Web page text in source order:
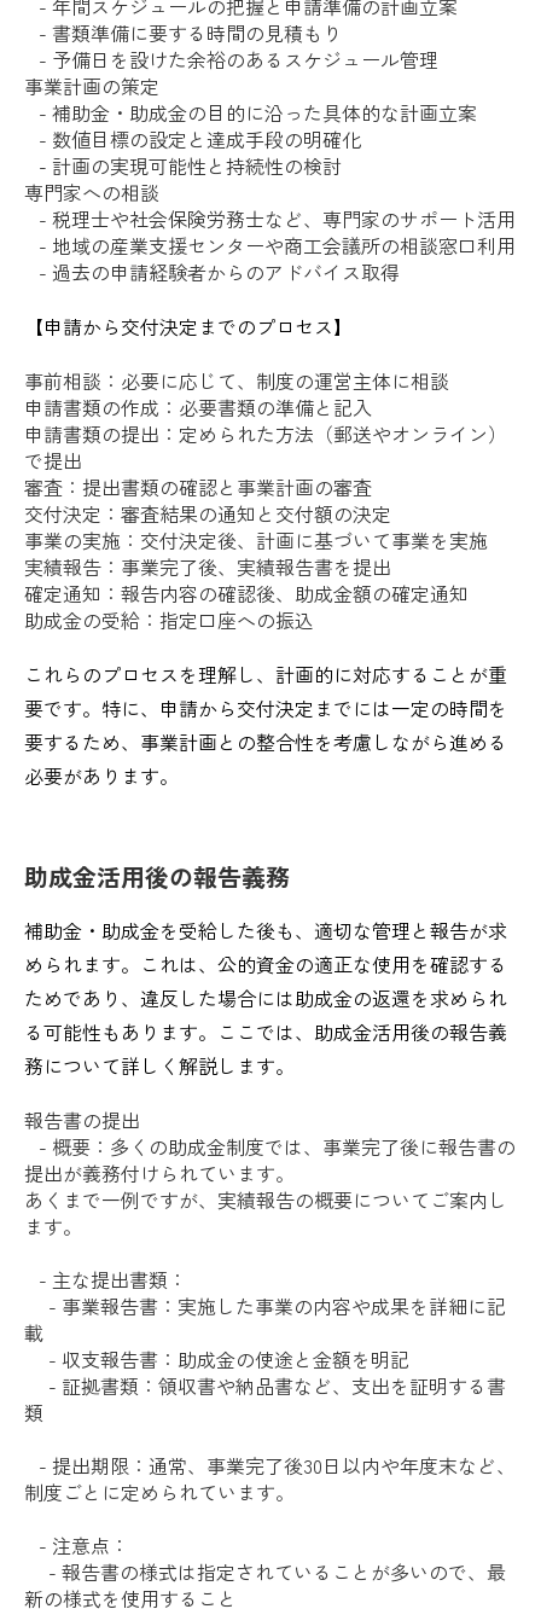
- 書類準備に要する時間の見積もり
- 予備日を設けた余裕のあるスケジュール管理
事業計画の策定
- 補助金・助成金の目的に沿った具体的な計画立案
- 数値目標の設定と達成手段の明確化
- 計画の実現可能性と持続性の検討
専門家への相談
- 税理士や社会保険労務士など、専門家のサポート活用
- 地域の産業支援センターや商工会議所の相談窓口利用
- 過去の申請経験者からのアドバイス取得
【申請から交付決定までのプロセス】
事前相談：必要に応じて、制度の運営主体に相談
申請書類の作成：必要書類の準備と記入
申請書類の提出：定められた方法（郵送やオンライン）
で提出
審査：提出書類の確認と事業計画の審査
交付決定：審査結果の通知と交付額の決定
事業の実施：交付決定後、計画に基づいて事業を実施
実績報告：事業完了後、実績報告書を提出
確定通知：報告内容の確認後、助成金額の確定通知
助成金の受給：指定口座への振込
これらのプロセスを理解し、計画的に対応することが重
要です。特に、申請から交付決定までには一定の時間を
要するため、事業計画との整合性を考慮しながら進める
必要があります。
助成金活用後の報告義務
補助金・助成金を受給した後も、適切な管理と報告が求
められます。これは、公的資金の適正な使用を確認する
ためであり、違反した場合には助成金の返還を求められ
る可能性もあります。ここでは、助成金活用後の報告義
務について詳しく解説します。
報告書の提出
- 概要：多くの助成金制度では、事業完了後に報告書の
提出が義務付けられています。
あくまで一例ですが、実績報告の概要についてご案内し
ます。
- 主な提出書類：
- 事業報告書：実施した事業の内容や成果を詳細に記
載
- 収支報告書：助成金の使途と金額を明記
- 証拠書類：領収書や納品書など、支出を証明する書
類
- 提出期限：通常、事業完了後30日以内や年度末など、
制度ごとに定められています。
- 注意点：
- 報告書の様式は指定されていることが多いので、最
新の様式を使用すること